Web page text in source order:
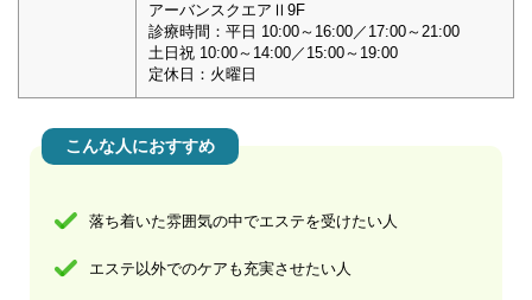
アーバンスクエアⅡ9F
診療時間：平日 10:00～16:00／17:00～21:00
土日祝 10:00～14:00／15:00～19:00
定休日：火曜日
こんな人におすすめ
落ち着いた雰囲気の中でエステを受けたい人
エステ以外でのケアも充実させたい人